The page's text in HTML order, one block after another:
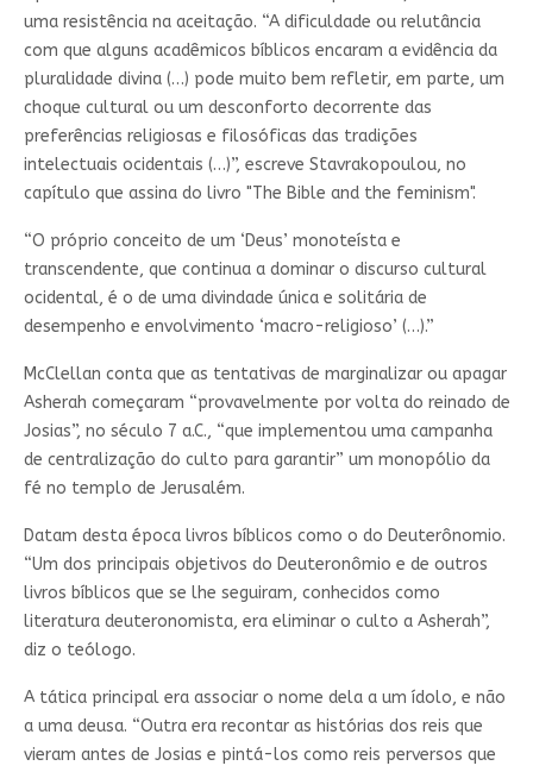
uma resistência na aceitação. “A dificuldade ou relutância
com que alguns acadêmicos bíblicos encaram a evidência da
pluralidade divina (…) pode muito bem refletir, em parte, um
choque cultural ou um desconforto decorrente das
preferências religiosas e filosóficas das tradições
intelectuais ocidentais (…)”, escreve Stavrakopoulou, no
capítulo que assina do livro "The Bible and the feminism".
“O próprio conceito de um ‘Deus’ monoteísta e
transcendente, que continua a dominar o discurso cultural
ocidental, é o de uma divindade única e solitária de
desempenho e envolvimento ‘macro-religioso’ (…).”
McClellan conta que as tentativas de marginalizar ou apagar
Asherah começaram “provavelmente por volta do reinado de
Josias”, no século 7 a.C., “que implementou uma campanha
de centralização do culto para garantir” um monopólio da
fé no templo de Jerusalém.
Datam desta época livros bíblicos como o do Deuterônomio.
“Um dos principais objetivos do Deuteronômio e de outros
livros bíblicos que se lhe seguiram, conhecidos como
literatura deuteronomista, era eliminar o culto a Asherah”,
diz o teólogo.
A tática principal era associar o nome dela a um ídolo, e não
a uma deusa. “Outra era recontar as histórias dos reis que
vieram antes de Josias e pintá-los como reis perversos que